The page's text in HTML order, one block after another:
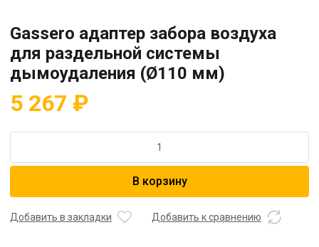
Gassero адаптер забора воздуха
для раздельной системы
дымоудаления (Ø110 мм)
5 267 ₽
Gassero
воздуха
В корзину
Добавить в закладки Добавить к сравнению